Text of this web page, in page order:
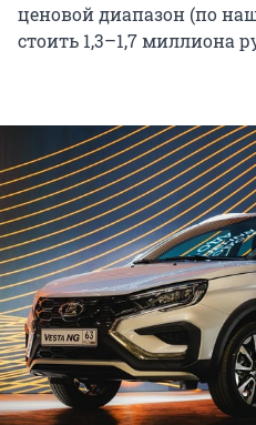
ценовой диапазон (по
стоить 1,3–1,7 миллиона